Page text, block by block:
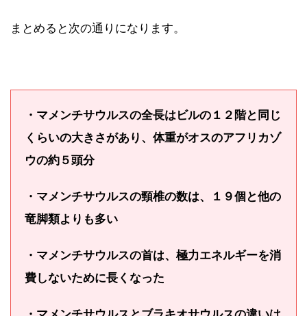
まとめると次の通りになります。
・マメンチサウルスの全長はビルの１２階と同じ
くらいの大きさがあり、体重がオスのアフリカゾ
ウの約５頭分
・マメンチサウルスの頸椎の数は、１９個と他の
竜脚類よりも多い
・マメンチサウルスの首は、極力エネルギーを消
費しないために長くなった